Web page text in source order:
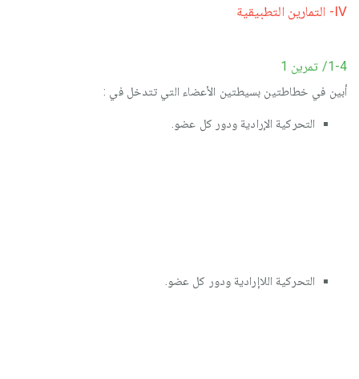
IV- التمارين التطبيقية
1-4/ تمرين 1
أبين في خطاطتين بسيطتين الأعضاء التي تتدخل في :
التحركية الإرادية ودور كل عضو.
التحركية اللاإرادية ودور كل عضو.